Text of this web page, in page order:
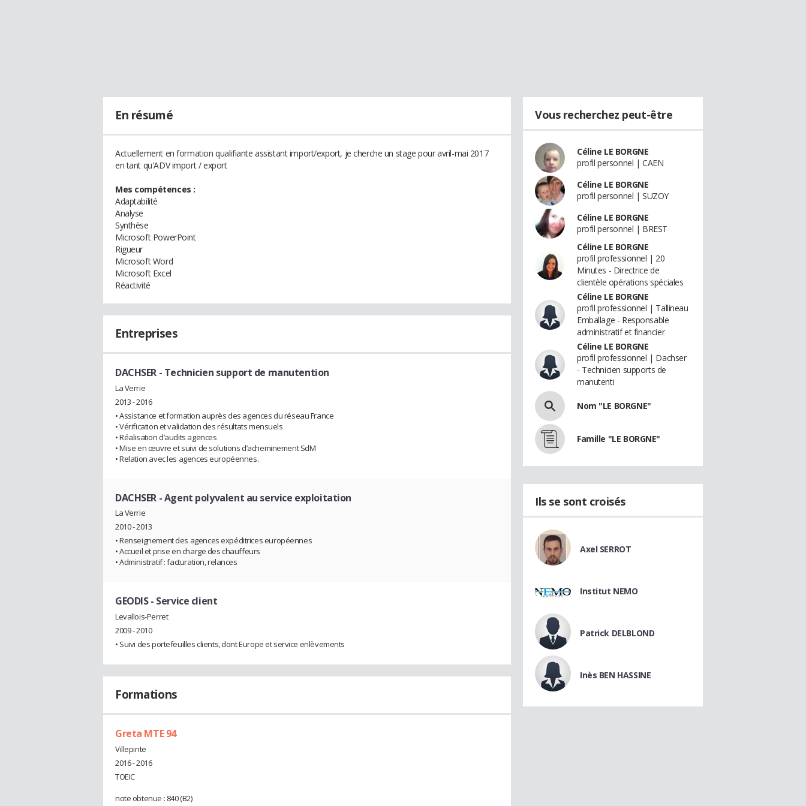
En résumé
Actuellement en formation qualifiante assistant import/export, je cherche un stage pour avril-mai 2017
en tant qu'ADV import / export
Mes compétences :
Adaptabilité
Analyse
Synthèse
Microsoft PowerPoint
Rigueur
Microsoft Word
Microsoft Excel
Réactivité
Entreprises
DACHSER - Technicien support de manutention
La Verrie
2013 - 2016
• Assistance et formation auprès des agences du réseau France
• Vérification et validation des résultats mensuels
• Réalisation d’audits agences
• Mise en œuvre et suivi de solutions d’acheminement SdM
• Relation avec les agences européennes.
DACHSER - Agent polyvalent au service exploitation
La Verrie
2010 - 2013
• Renseignement des agences expéditrices européennes
• Accueil et prise en charge des chauffeurs
• Administratif : facturation, relances
GEODIS- Service client
Levallois-Perret
2009 - 2010
• Suivi des portefeuilles clients, dont Europe et service enlèvements
Formations
Greta MTE 94
Villepinte
2016 - 2016
TOEIC
note obtenue : 840 (B2)
Vous recherchez peut-être
Céline LE BORGNE
profil personnel | CAEN
Céline LE BORGNE
profil personnel | SUZOY
Céline LE BORGNE
profil personnel | BREST
Céline LE BORGNE
profil professionnel | 20
Minutes - Directrice de
clientèle opérations spéciales
Céline LE BORGNE
profil professionnel | Tallineau
Emballage - Responsable
administratif et financier
Céline LE BORGNE
profil professionnel | Dachser
- Technicien supports de
manutenti
Nom "LE BORGNE"
Famille "LE BORGNE"
Ils se sont croisés
Axel SERROT
Institut NEMO
Patrick DELBLOND
Inès BEN HASSINE